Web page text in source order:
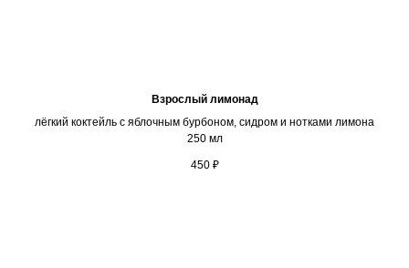
Взрослый лимонад
лёгкий коктейль с яблочным бурбоном, сидром и нотками лимона
250 мл
450 ₽